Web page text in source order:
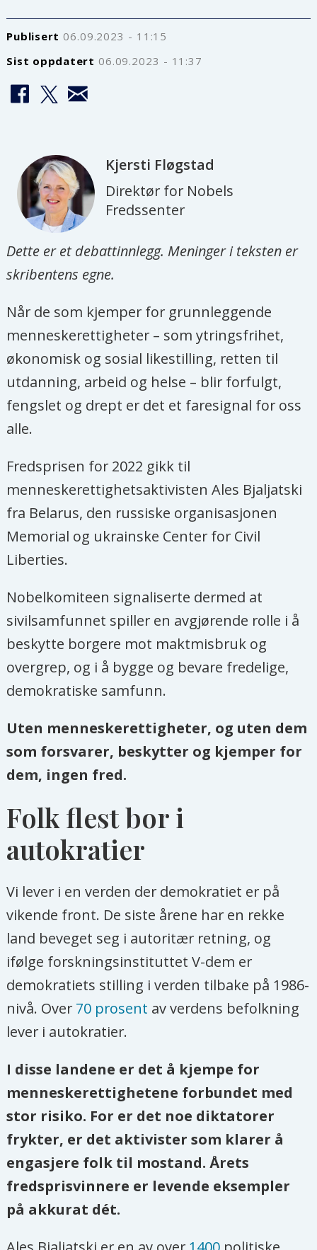
Publisert
06.09.2023 - 11:15
Sist oppdatert
06.09.2023 - 11:37
Kjersti Fløgstad
Direktør for Nobels
Fredssenter
Dette er et debattinnlegg. Meninger i teksten er
skribentens egne.
Når de som kjemper for grunnleggende
menneskerettigheter – som ytringsfrihet,
økonomisk og sosial likestilling, retten til
utdanning, arbeid og helse – blir forfulgt,
fengslet og drept er det et faresignal for oss
alle.
Fredsprisen for 2022 gikk til
menneskerettighetsaktivisten Ales Bjaljatski
fra Belarus, den russiske organisasjonen
Memorial og ukrainske Center for Civil
Liberties.
Nobelkomiteen signaliserte dermed at
sivilsamfunnet spiller en avgjørende rolle i å
beskytte borgere mot maktmisbruk og
overgrep, og i å bygge og bevare fredelige,
demokratiske samfunn.
Uten menneskerettigheter, og uten dem
som forsvarer, beskytter og kjemper for
dem, ingen fred.
Folk flest bor i
autokratier
Vi lever i en verden der demokratiet er på
vikende front. De siste årene har en rekke
land beveget seg i autoritær retning, og
ifølge forskningsinstituttet V-dem er
demokratiets stilling i verden tilbake på 1986-
nivå. Over 70 prosent av verdens befolkning
lever i autokratier.
I disse landene er det å kjempe for
menneskerettighetene forbundet med
stor risiko. For er det noe diktatorer
frykter, er det aktivister som klarer å
engasjere folk til mostand. Årets
fredsprisvinnere er levende eksempler
på akkurat dét.